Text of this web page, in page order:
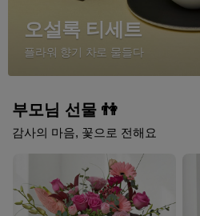
오설록 티세트
플라워 향기 차로 물들다
부모님 선물 👫
감사의 마음, 꽃으로 전해요